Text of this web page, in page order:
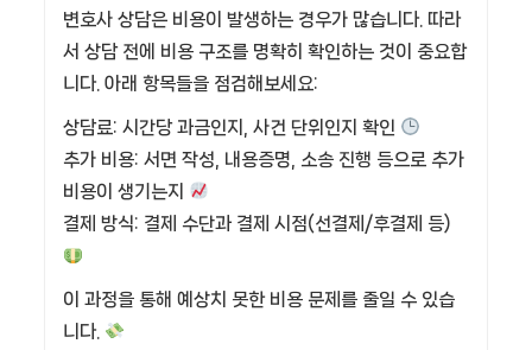
변호사 상담은 비용이 발생하는 경우가 많습니다. 따라
서 상담 전에 비용 구조를 명확히 확인하는 것이 중요합
니다. 아래 항목들을 점검해보세요:
상담료: 시간당 과금인지, 사건 단위인지 확인
추가 비용: 서면 작성, 내용증명, 소송 진행 등으로 추가
비용이 생기는지
결제 방식: 결제 수단과 결제 시점(선결제/후결제 등)
이 과정을 통해 예상치 못한 비용 문제를 줄일 수 있습
니다.